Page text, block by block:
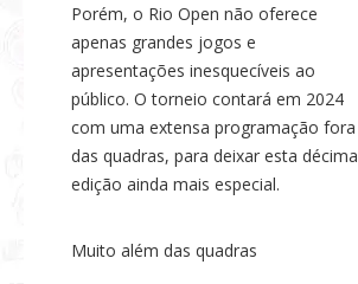
Porém, o Rio Open não oferece
apenas grandes jogos e
apresentações inesquecíveis ao
público. O torneio contará em 2024
com uma extensa programação fora
das quadras, para deixar esta décima
edição ainda mais especial.
Muito além das quadras